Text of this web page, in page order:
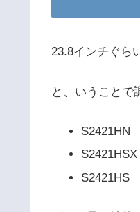
23.8インチぐら
と、いうことで
S2421HN
S2421HS